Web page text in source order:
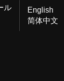
ル
English
简体中文